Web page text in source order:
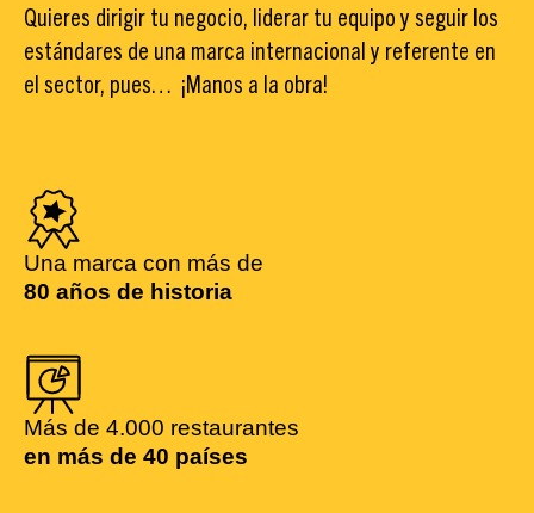
Quieres dirigir tu negocio, liderar tu equipo y seguir los
estándares de una marca internacional y referente en
el sector, pues… ¡Manos a la obra!
Una marca con más de
80 años de historia
Más de 4.000 restaurantes
en más de 40 países